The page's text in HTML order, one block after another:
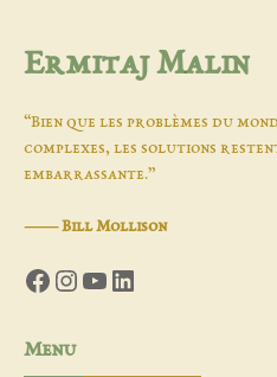
Ermitaj Malin
“Bien que les problèmes du
complexes, les solutions
embarrassante.”
―Bill Mollison
Facebook
Instagram
YouTube
LinkedIn
Menu